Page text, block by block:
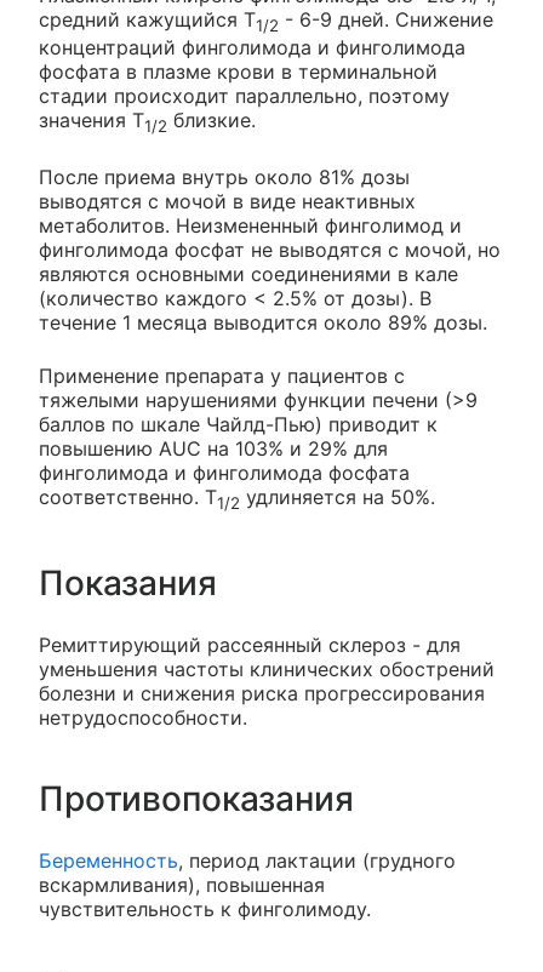
средний кажущийся Т1/2 - 6-9 дней. Снижение
концентраций финголимода и финголимода
фосфата в плазме крови в терминальной
стадии происходит параллельно, поэтому
значения Т1/2 близкие.
После приема внутрь около 81% дозы
выводятся с мочой в виде неактивных
метаболитов. Неизмененный финголимод и
финголимода фосфат не выводятся с мочой, но
являются основными соединениями в кале
(количество каждого < 2.5% от дозы). В
течение 1 месяца выводится около 89% дозы.
Применение препарата у пациентов с
тяжелыми нарушениями функции печени (>9
баллов по шкале Чайлд-Пью) приводит к
повышению AUC на 103% и 29% для
финголимода и финголимода фосфата
соответственно. Т1/2 удлиняется на 50%.
Показания
Ремиттирующий рассеянный склероз - для
уменьшения частоты клинических обострений
болезни и снижения риска прогрессирования
нетрудоспособности.
Противопоказания
Беременность, период лактации (грудного
вскармливания), повышенная
чувствительность к финголимоду.